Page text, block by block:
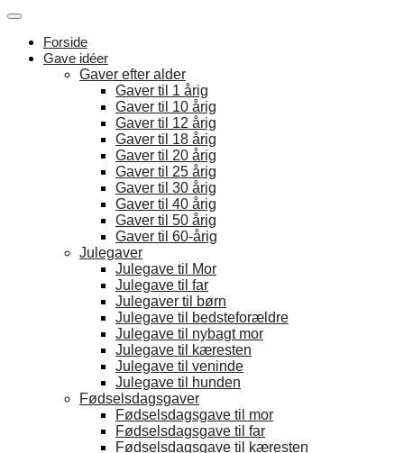
Forside
Gave idéer
Gaver efter alder
Gaver til 1 årig
Gaver til 10 årig
Gaver til 12 årig
Gaver til 18 årig
Gaver til 20 årig
Gaver til 25 årig
Gaver til 30 årig
Gaver til 40 årig
Gaver til 50 årig
Gaver til 60-årig
Julegaver
Julegave til Mor
Julegave til far
Julegaver til børn
Julegave til bedsteforældre
Julegave til nybagt mor
Julegave til kæresten
Julegave til veninde
Julegave til hunden
Fødselsdagsgaver
Fødselsdagsgave til mor
Fødselsdagsgave til far
Fødselsdagsgave til kæresten